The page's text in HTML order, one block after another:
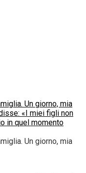
Un giorno, mia
«I miei figli non
in quel momento
Un giorno, mia